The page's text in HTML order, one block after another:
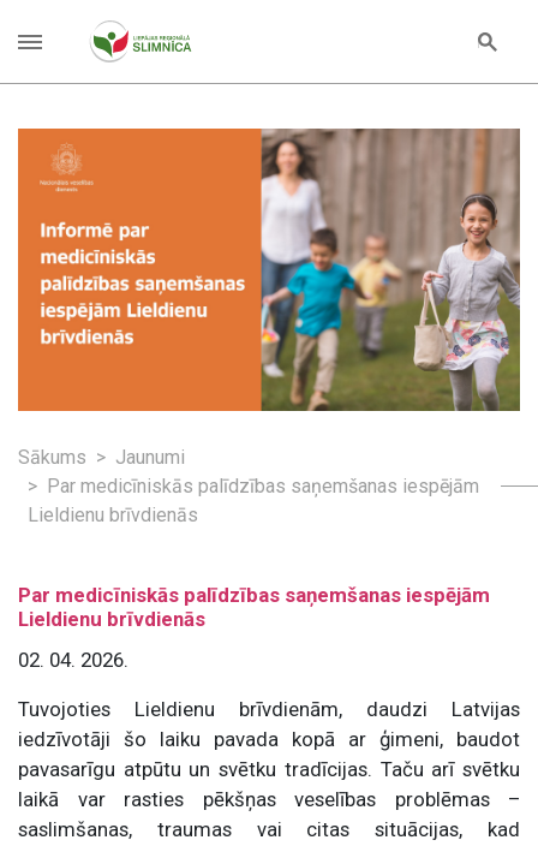
Sākums
Jaunumi
Par medicīniskās palīdzības saņemšanas iespējām
Lieldienu brīvdienās
Par medicīniskās palīdzības saņemšanas iespējām
Lieldienu brīvdienās
02. 04. 2026.
Tuvojoties Lieldienu brīvdienām, daudzi Latvijas
iedzīvotāji šo laiku pavada kopā ar ģimeni, baudot
pavasarīgu atpūtu un svētku tradīcijas. Taču arī svētku
laikā var rasties pēkšņas veselības problēmas –
saslimšanas, traumas vai citas situācijas, kad